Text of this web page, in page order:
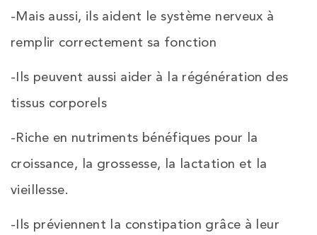
-Mais aussi, ils aident le système nerveux à
remplir correctement sa fonction
-Ils peuvent aussi aider à la régénération des
tissus corporels
-Riche en nutriments bénéfiques pour la
croissance, la grossesse, la lactation et la
vieillesse.
-Ils préviennent la constipation grâce à leur